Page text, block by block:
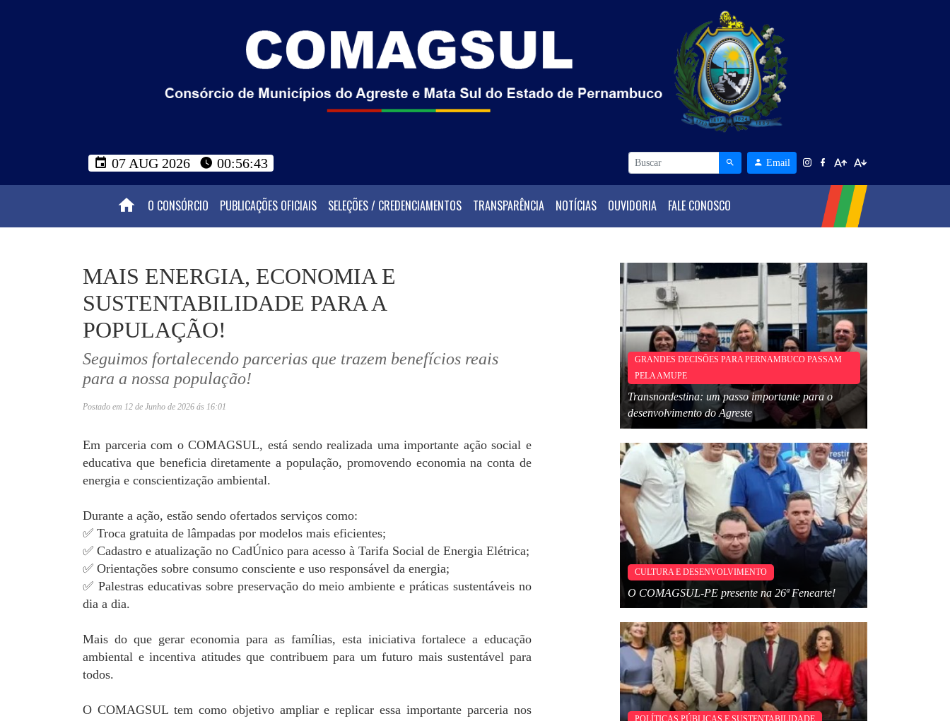
07 AUG 2026 00:56:44 Email
O CONSÓRCIO PUBLICAÇÕES OFICIAIS SELEÇÕES / CREDENCIAMENTOS TRANSPARÊNCIA NOTÍCIAS OUVIDORIA FALE CONOSCO
MAIS ENERGIA, ECONOMIA E
SUSTENTABILIDADE PARA A
POPULAÇÃO!
Seguimos fortalecendo parcerias que trazem benefícios reais
para a nossa população!
Postado em 12 de Junho de 2026 ás 16:01
Em parceria com o COMAGSUL, está sendo realizada uma importante ação social e
educativa que beneficia diretamente a população, promovendo economia na conta de
energia e conscientização ambiental.
Durante a ação, estão sendo ofertados serviços como:
✅ Troca gratuita de lâmpadas por modelos mais eficientes;
✅ Cadastro e atualização no CadÚnico para acesso à Tarifa Social de Energia Elétrica;
✅ Orientações sobre consumo consciente e uso responsável da energia;
✅ Palestras educativas sobre preservação do meio ambiente e práticas sustentáveis no
dia a dia.
Mais do que gerar economia para as famílias, esta iniciativa fortalece a educação
ambiental e incentiva atitudes que contribuem para um futuro mais sustentável para
todos.
O COMAGSUL tem como objetivo ampliar e replicar essa importante parceria nos
GRANDES DECISÕES PARA PERNAMBUCO PASSAM
PELA AMUPE
Transnordestina: um passo importante para o
desenvolvimento do Agreste
CULTURA E DESENVOLVIMENTO
O COMAGSUL-PE presente na 26ª Fenearte!